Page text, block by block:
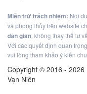
Miễn trừ trách nhiệm: Nội
và phong thủy trên website
dân gian, không thay thế tư
Với các quyết định quan
vui lòng tham khảo ý kiến
Copyright © 2016 - 2026
Vạn Niên